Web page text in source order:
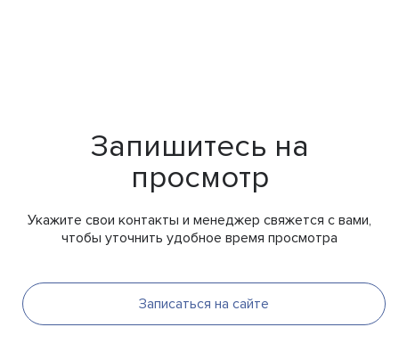
Запишитесь на
просмотр
Укажите свои контакты и менеджер свяжется с вами,
чтобы уточнить удобное время просмотра
Записаться на сайте